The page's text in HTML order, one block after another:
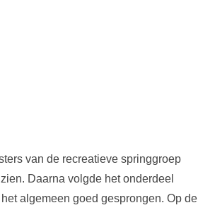
van de recreatieve springgroep
Daarna volgde het onderdeel
algemeen goed gesprongen. Op de